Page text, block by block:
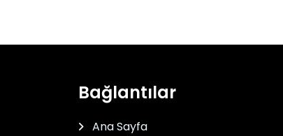
Bağlantılar
Ana Sayfa